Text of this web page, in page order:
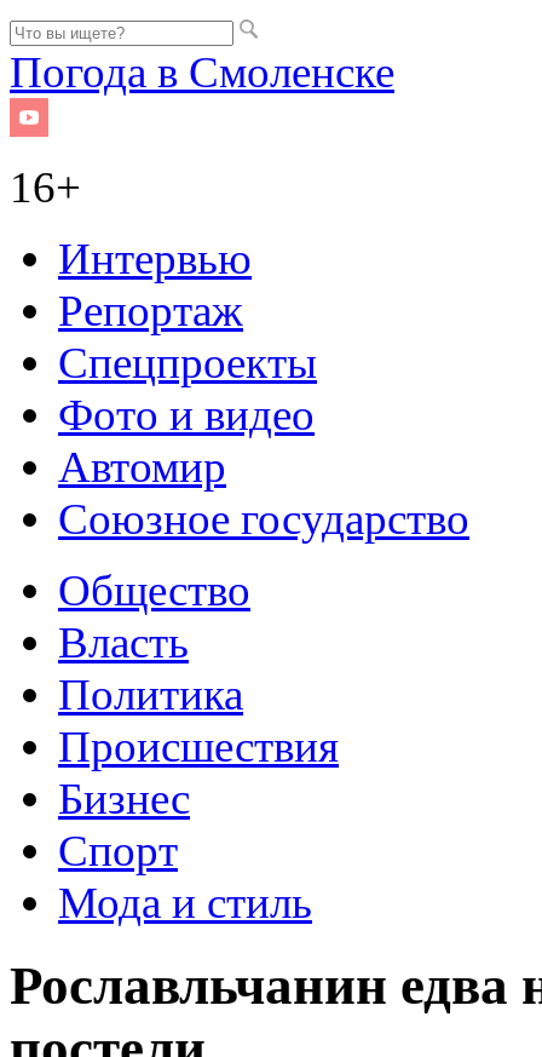
Погода в Смоленске
16+
Интервью
Репортаж
Спецпроекты
Фото и видео
Автомир
Союзное государство
Общество
Власть
Политика
Происшествия
Бизнес
Спорт
Мода и стиль
Рославльчанин едва